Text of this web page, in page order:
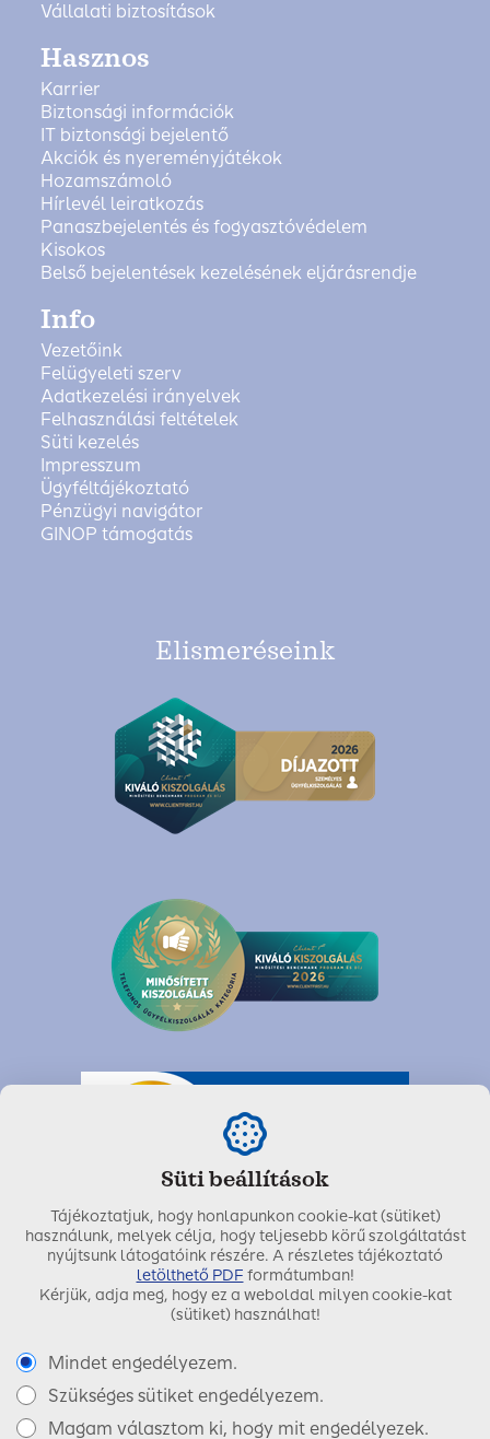
Vállalati biztosítások
Hasznos
Karrier
Biztonsági információk
IT biztonsági bejelentő
Akciók és nyereményjátékok
Hozamszámoló
Hírlevél leiratkozás
Panaszbejelentés és fogyasztóvédelem
Kisokos
Belső bejelentések kezelésének eljárásrendje
Info
Vezetőink
Felügyeleti szerv
Adatkezelési irányelvek
Felhasználási feltételek
Süti kezelés
Impresszum
Ügyféltájékoztató
Pénzügyi navigátor
GINOP támogatás
Elismeréseink
Utolsó módosítás dátuma:2021. május 27.
Copyright © 2017 SIGNAL IDUNA Biztosító Zrt.
Süti beállítások
Tájékoztatjuk, hogy honlapunkon cookie-kat (sütiket)
használunk, melyek célja, hogy teljesebb körű szolgáltatást
nyújtsunk látogatóink részére. A részletes tájékoztató
letölthető PDF formátumban!
Kérjük, adja meg, hogy ez a weboldal milyen cookie-kat
(sütiket) használhat!
Mindet engedélyezem.
Szükséges sütiket engedélyezem.
Magam választom ki, hogy mit engedélyezek.